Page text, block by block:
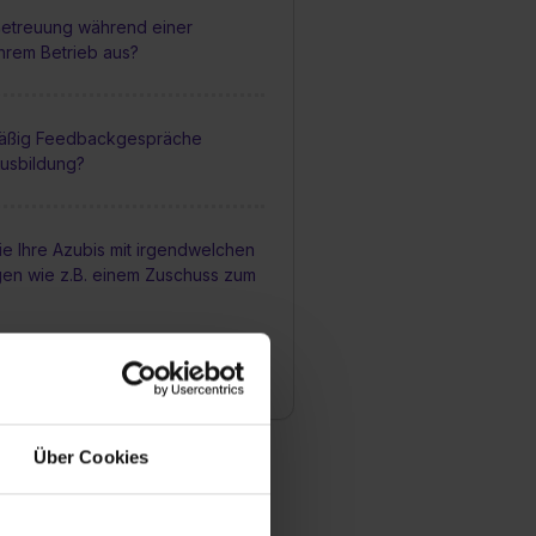
Über Cookies
während einer
Betrieb aus?
Feedbackgespräche
Ihre Azubis mit irgendwelchen
wie z.B. einem Zuschuss zum
einen Teil der
Chancen nach fertiger